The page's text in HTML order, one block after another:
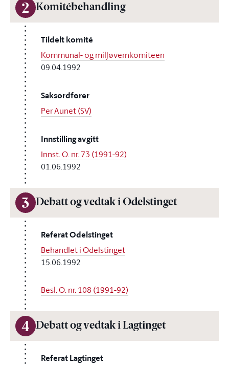
2 Komitébehandling
Tildelt komité
Kommunal- og miljøvernkomiteen
09.04.1992
Saksordfører
Per Aunet (SV)
Innstilling avgitt
Innst. O. nr. 73 (1991-92)
01.06.1992
3 Debatt og vedtak i Odelstinget
Referat Odelstinget
Behandlet i Odelstinget
15.06.1992
Besl. O. nr. 108 (1991-92)
4 Debatt og vedtak i Lagtinget
Referat Lagtinget